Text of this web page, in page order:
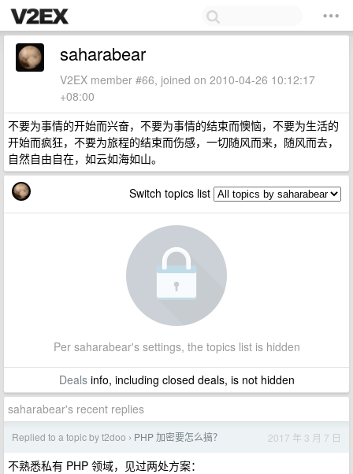
saharabear
V2EX member #66, joined on 2010-04-26 10:12:17
+08:00
不要为事情的开始而兴奋，不要为事情的结束而懊恼，不要为生活的
开始而疯狂，不要为旅程的结束而伤感，一切随风而来，随风而去，
自然自由自在，如云如海如山。
Switch topics list
Per saharabear's settings, the topics list is hidden
Dealsinfo, including closed deals, is not hidden
saharabear's recent replies
Replied to a topic by t2doo › PHP 加密要怎么搞？ 2017 年 3 月 7 日
不熟悉私有 PHP 领域，见过两处方案：